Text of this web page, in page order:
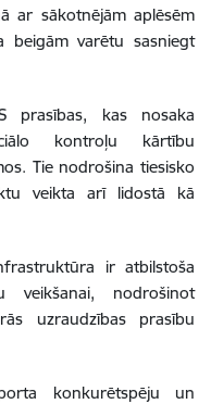
ar sākotnējām aplēsēm
beigām varētu sasniegt
prasības, kas nosaka
kontroļu kārtību
Tie nodrošina tiesisko
veikta arī lidostā kā
ir atbilstoša
veikšanai, nodrošinot
uzraudzības prasību
konkurētspēju un